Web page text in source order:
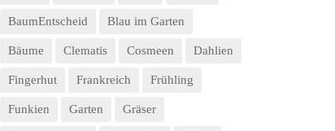
BaumEntscheid Blau im Garten
Bäume Clematis Cosmeen Dahlien
Fingerhut Frankreich Frühling
Funkien Garten Gräser